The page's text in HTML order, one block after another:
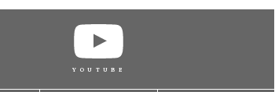
YOUTUBE